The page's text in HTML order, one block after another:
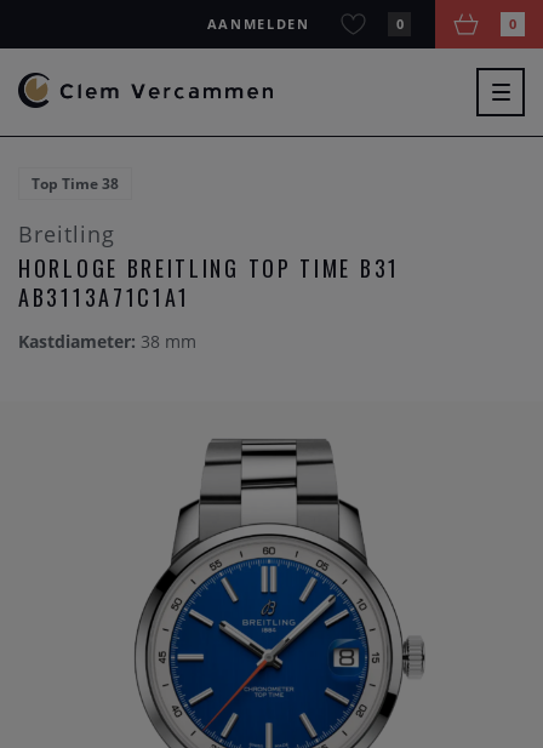
AANMELDEN 0 0
Top Time 38
Breitling
HORLOGE BREITLING TOP TIME B31
AB3113A71C1A1
Kastdiameter: 38 mm